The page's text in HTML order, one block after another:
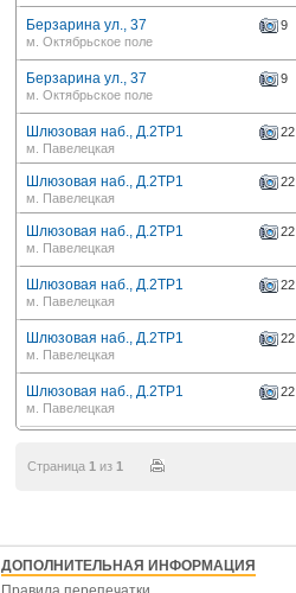
Берзарина ул., 37
9
м. Октябрьское поле
Берзарина ул., 37
9
м. Октябрьское поле
Шлюзовая наб., Д.2ТР1
22
м. Павелецкая
Шлюзовая наб., Д.2ТР1
22
м. Павелецкая
Шлюзовая наб., Д.2ТР1
22
м. Павелецкая
Шлюзовая наб., Д.2ТР1
22
м. Павелецкая
Шлюзовая наб., Д.2ТР1
22
м. Павелецкая
Шлюзовая наб., Д.2ТР1
22
м. Павелецкая
Страница 1 из 1
ДОПОЛНИТЕЛЬНАЯ ИНФОРМАЦИЯ